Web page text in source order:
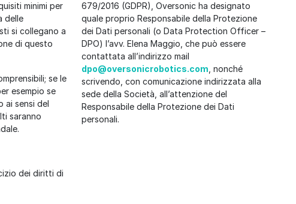
minimi per
delle
si collegano a
di questo
se le
esempio se
ai sensi del
saranno
dei diritti di
679/2016 (GDPR), Oversonic ha designato
quale proprio Responsabile della Protezione
dei Dati personali (o Data Protection Officer –
DPO) l’avv. Elena Maggio, che può essere
contattata all’indirizzo mail
dpo@oversonicrobotics.com , nonché
scrivendo, con comunicazione indirizzata alla
sede della Società, all’attenzione del
Responsabile della Protezione dei Dati
personali.